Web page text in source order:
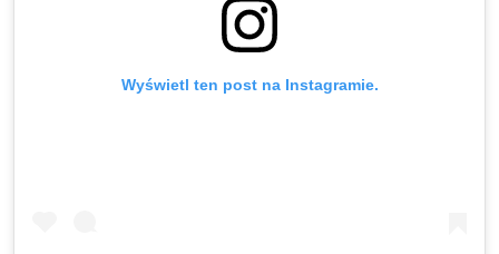
Wyświetl ten post na Instagramie.